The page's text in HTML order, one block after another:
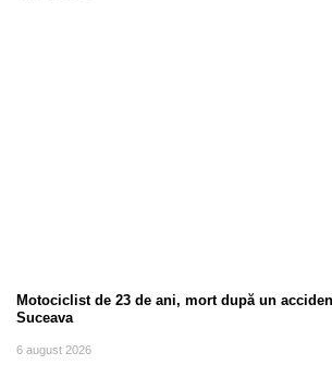
Motociclist de 23 de ani, mort după un
Suceava
6 august 2026